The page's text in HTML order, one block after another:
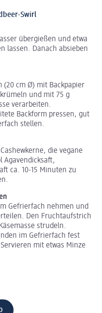
Swirl
übergießen und etwa
lassen. Danach absieben
(20 cm Ø) mit Backpapier
und mit 75 g
verarbeiten.
Backform pressen, gut
stellen.
die vegane
Agavendicksaft,
ca. 10-15 Minuten zu
Gefrierfach nehmen und
Den Fruchtaufstrich
strudeln.
im Gefrierfach fest
mit etwas Minze